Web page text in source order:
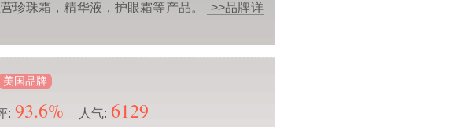
珍珠霜，精华液，护眼霜等产品。
>>品牌详
美国品牌
: 93.6% 人气: 6129